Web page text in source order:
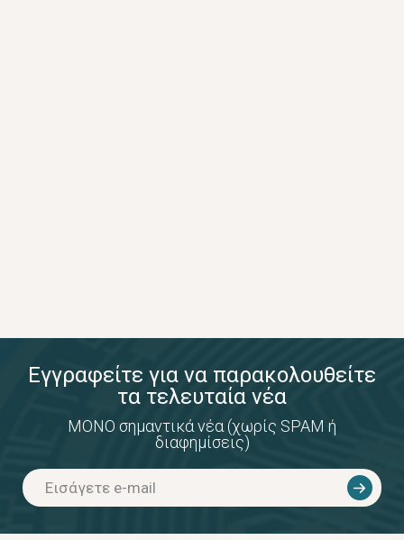
Εγγραφείτε για να παρακολουθείτε
τα τελευταία νέα
ΜΟΝΟ σημαντικά νέα (χωρίς SPAM ή
διαφημίσεις)